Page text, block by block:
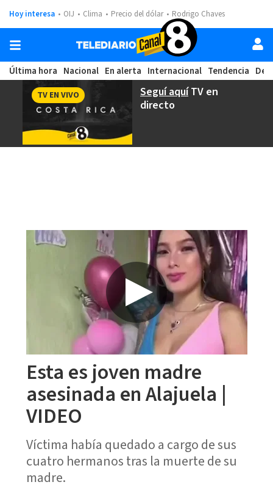
Hoy interesa OIJ Clima Precio del dólar Rodrigo Chaves
Última hora Nacional En alerta Internacional Tendencia
Seguí aquíTV en
directo
TV EN VIVO
Esta es joven madre
asesinada en Alajuela |
VIDEO
Víctima había quedado a cargo de sus
cuatro hermanos tras la muerte de su
madre.